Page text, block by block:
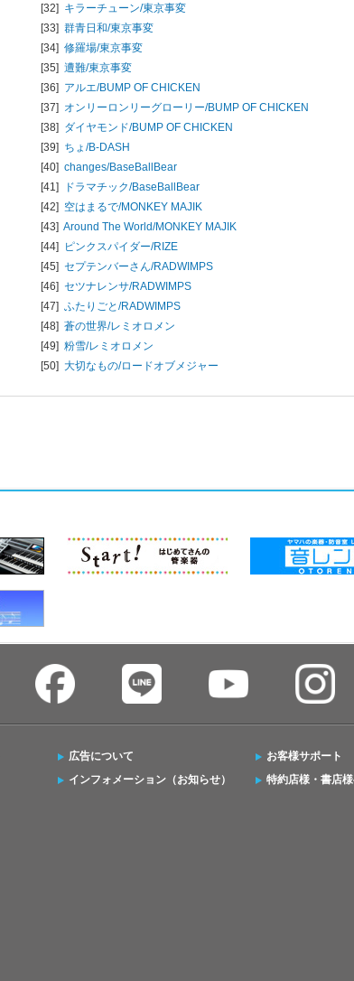
[32] キラーチューン/東京事変
[33] 群青日和/東京事変
[34] 修羅場/東京事変
[35] 遭難/東京事変
[36] アルエ/BUMP OF CHICKEN
[37] オンリーロンリーグローリー/BUMP OF CHICKEN
[38] ダイヤモンド/BUMP OF CHICKEN
[39] ちょ/B-DASH
[40] changes/BaseBallBear
[41]
ドラマチック/BaseBallBear
[42] 空はまるで/MONKEY MAJIK
[43] Around The World/MONKEY MAJIK
[44] ピンクスパイダー/RIZE
[45] セプテンバーさん/RADWIMPS
[46] セツナレンサ/RADWIMPS
[47] ふたりごと/RADWIMPS
[48] 蒼の世界/レミオロメン
[49] 粉雪/レミオロメン
[50] 大切なもの/ロードオブメジャー
広告について
インフォメーション（お知らせ）
お客様サポート
特約店様・書店